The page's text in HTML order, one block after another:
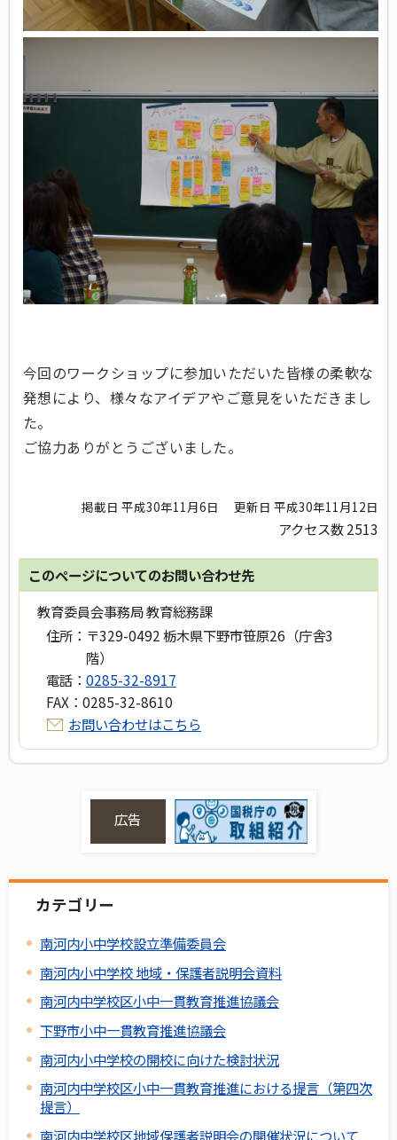
今回のワークショップに参加いただいた皆様の柔軟な
発想により、様々なアイデアやご意見をいただきまし
た。
ご協力ありがとうございました。
掲載日 平成30年11月6日 更新日 平成30年11月12日
アクセス数2513
このページについてのお問い合わせ先
教育委員会事務局 教育総務課
住所： 〒329-0492 栃木県下野市笹原26（庁舎3
階）
電話： 0285-32-8917
FAX： 0285-32-8610
お問い合わせはこちら
広告
カテゴリー
南河内小中学校設立準備委員会
南河内小中学校 地域・保護者説明会資料
南河内中学校区小中一貫教育推進協議会
下野市小中一貫教育推進協議会
南河内小中学校の開校に向けた検討状況
南河内中学校区小中一貫教育推進における提言（第四次
提言）
南河内中学校区地域保護者説明会の開催状況について